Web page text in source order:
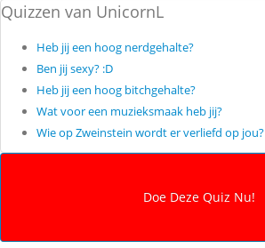
Quizzen van UnicornL
Heb jij een hoog nerdgehalte?
Ben jij sexy? :D
Heb jij een hoog bitchgehalte?
Wat voor een muzieksmaak heb jij?
Wie op Zweinstein wordt er verliefd op jou?